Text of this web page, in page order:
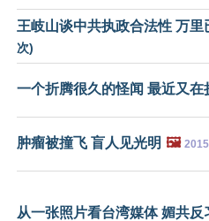
王岐山谈中共执政合法性 万里
次)
一个折腾很久的怪闻 最近又在
肿瘤被撞飞 盲人见光明 🖼️
从一张照片看台湾媒体 媚共反